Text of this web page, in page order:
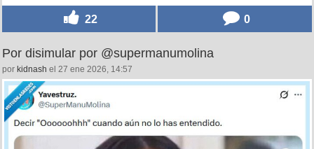
22 0
Por disimular por @supermanumolina
por kidnash el 27 ene 2026, 14:57